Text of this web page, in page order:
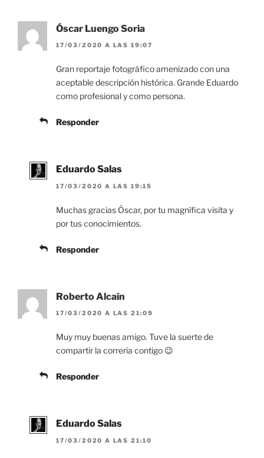
Óscar Luengo Soria
17/03/2020 A LAS 19:07
Gran reportaje fotográfico amenizado con una
aceptable descripción histórica. Grande Eduardo
como profesional y como persona.
Responder
Eduardo Salas
17/03/2020 A LAS 19:15
Muchas gracias Óscar, por tu magnífica visita y
por tus conocimientos.
Responder
Roberto Alcaín
17/03/2020 A LAS 21:09
Muy muy buenas amigo. Tuve la suerte de
compartir la correría contigo 😉
Responder
Eduardo Salas
17/03/2020 A LAS 21:10